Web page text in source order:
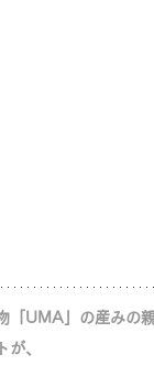
「UMA」の産みの
が、